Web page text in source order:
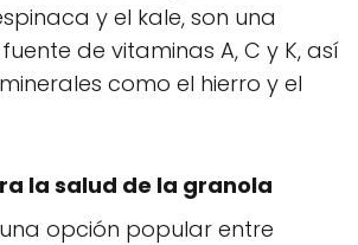
y el kale, son una
de vitaminas A, C y K, así
como el hierro y el
la salud de la granola
opción popular entre